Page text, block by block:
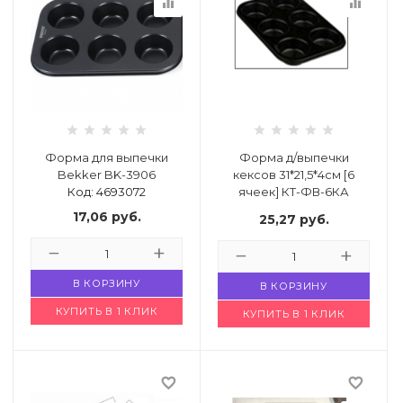
Форма для выпечки
Bekker BK-3906
Код: 4693072
17,06 руб.
В КОРЗИНУ
КУПИТЬ В 1 КЛИК
Форма д/выпечки
кексов 31*21,5*4см [6
ячеек] КТ-ФВ-6КА
25,27 руб.
В КОРЗИНУ
КУПИТЬ В 1 КЛИК
favorite_border favorite_border